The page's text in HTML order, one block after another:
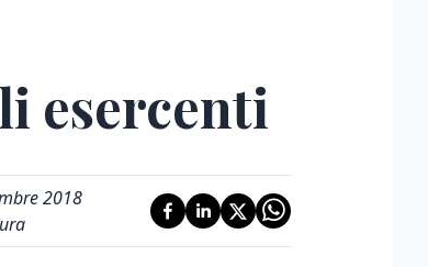
esercenti
2018